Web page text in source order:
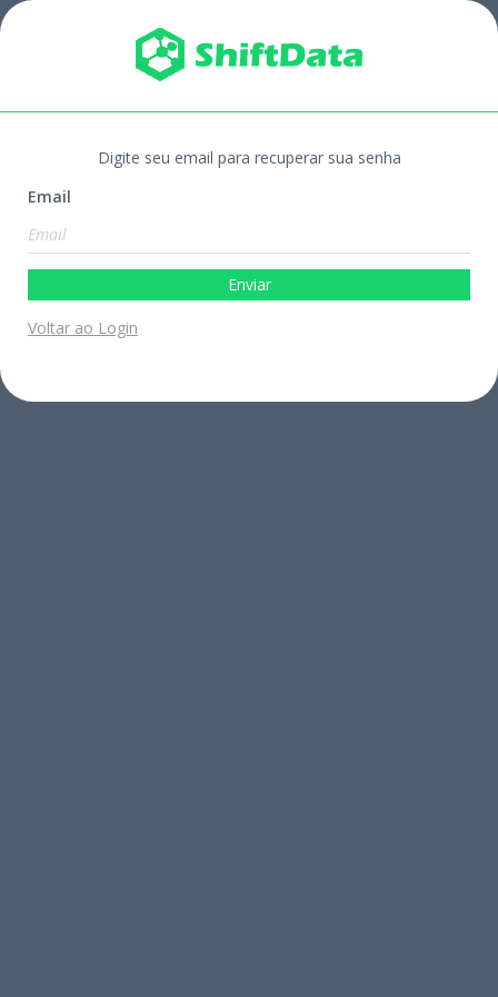
Digite seu email para recuperar sua senha
Email
Enviar
Voltar ao Login